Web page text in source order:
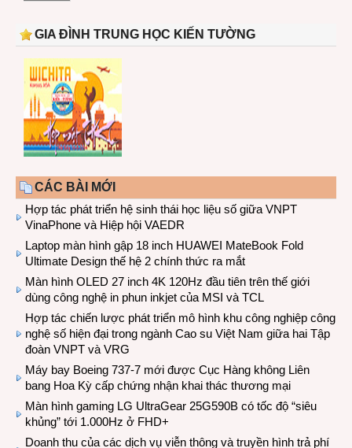
GIA ĐÌNH TRUNG HỌC KIẾN TƯỜNG
CÁC BÀI MỚI
Hợp tác phát triển hệ sinh thái học liệu số giữa VNPT
VinaPhone và Hiệp hội VAEDR
Laptop màn hình gập 18 inch HUAWEI MateBook Fold
Ultimate Design thế hệ 2 chính thức ra mắt
Màn hình OLED 27 inch 4K 120Hz đầu tiên trên thế giới
dùng công nghệ in phun inkjet của MSI và TCL
Hợp tác chiến lược phát triển mô hình khu công nghiệp công
nghệ số hiện đại trong ngành Cao su Việt Nam giữa hai Tập
đoàn VNPT và VRG
Máy bay Boeing 737-7 mới được Cục Hàng không Liên
bang Hoa Kỳ cấp chứng nhận khai thác thương mại
Màn hình gaming LG UltraGear 25G590B có tốc độ “siêu
khủng” tới 1.000Hz ở FHD+
Doanh thu của các dịch vụ viễn thông và truyền hình trả phí